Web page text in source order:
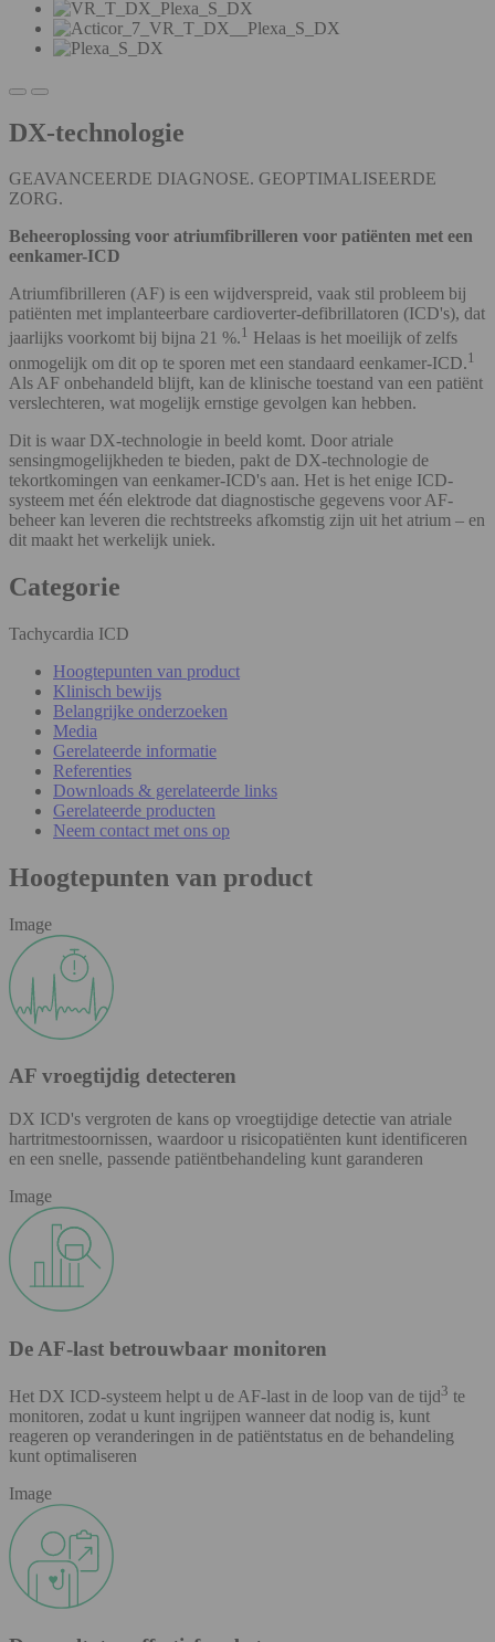
DX-technologie
GEAVANCEERDE DIAGNOSE. GEOPTIMALISEERDE
ZORG.
Beheeroplossing voor atriumfibrilleren voor patiënten met een
eenkamer-ICD
Atriumfibrilleren (AF) is een wijdverspreid, vaak stil probleem bij
patiënten met implanteerbare cardioverter-defibrillatoren (ICD's), dat
jaarlijks voorkomt bij bijna 21 %.1 Helaas is het moeilijk of zelfs
onmogelijk om dit op te sporen met een standaard eenkamer-ICD.1
Als AF onbehandeld blijft, kan de klinische toestand van een patiënt
verslechteren, wat mogelijk ernstige gevolgen kan hebben.
Dit is waar DX-technologie in beeld komt. Door atriale
sensingmogelijkheden te bieden, pakt de DX-technologie de
tekortkomingen van eenkamer-ICD's aan. Het is het enige ICD-
systeem met één elektrode dat diagnostische gegevens voor AF-
beheer kan leveren die rechtstreeks afkomstig zijn uit het atrium – en
dit maakt het werkelijk uniek.
Categorie
Tachycardia ICD
Hoogtepunten van product
Klinisch bewijs
Belangrijke onderzoeken
Media
Gerelateerde informatie
Referenties
Downloads & gerelateerde links
Gerelateerde producten
Neem contact met ons op
Hoogtepunten van product
Image
AF vroegtijdig detecteren
DX ICD's vergroten de kans op vroegtijdige detectie van atriale
hartritmestoornissen, waardoor u risicopatiënten kunt identificeren
en een snelle, passende patiëntbehandeling kunt garanderen
Image
De AF-last betrouwbaar monitoren
Het DX ICD-systeem helpt u de AF-last in de loop van de tijd3 te
monitoren, zodat u kunt ingrijpen wanneer dat nodig is, kunt
reageren op veranderingen in de patiëntstatus en de behandeling
kunt optimaliseren
Image